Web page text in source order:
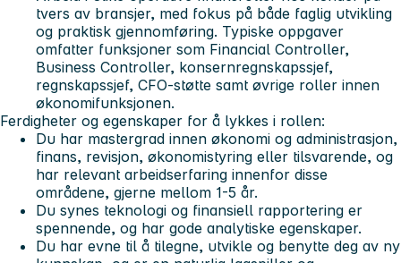
tvers av bransjer, med fokus på både faglig utvikling
og praktisk gjennomføring. Typiske oppgaver
omfatter funksjoner som Financial Controller,
Business Controller, konsernregnskapssjef,
regnskapssjef, CFO-støtte samt øvrige roller innen
økonomifunksjonen.
Ferdigheter og egenskaper for å lykkes i rollen:
Du har mastergrad innen økonomi og administrasjon,
finans, revisjon, økonomistyring eller tilsvarende, og
har relevant arbeidserfaring innenfor disse
områdene, gjerne mellom 1-5 år.
Du synes teknologi og finansiell rapportering er
spennende, og har gode analytiske egenskaper.
Du har evne til å tilegne, utvikle og benytte deg av ny